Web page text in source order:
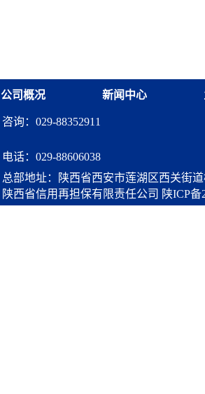
公司概况 新闻中心
咨询：029-88352911
电话： 029-88606038
陕西省信用再担保有限责任公司 陕ICP备
总部地址：陕西省西安市莲湖区西关街